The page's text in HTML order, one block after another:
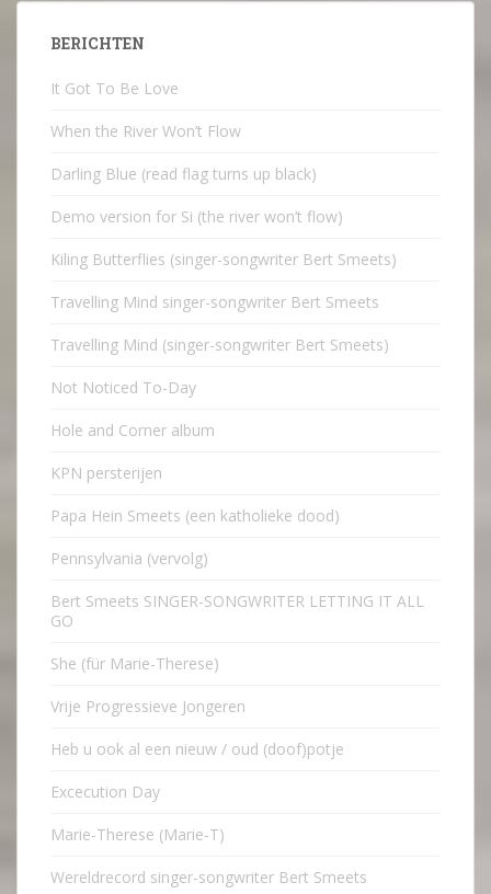
BERICHTEN
It Got To Be Love
When the River Won’t Flow
Darling Blue (read flag turns up black)
Demo version for Si (the river won’t flow)
Kiling Butterflies (singer-songwriter Bert Smeets)
Travelling Mind singer-songwriter Bert Smeets
Travelling Mind (singer-songwriter Bert Smeets)
Not Noticed To-Day
Hole and Corner album
KPN persterijen
Papa Hein Smeets (een katholieke dood)
Pennsylvania (vervolg)
Bert Smeets SINGER-SONGWRITER LETTING IT ALL
GO
She (für Marie-Therese)
Vrije Progressieve Jongeren
Heb u ook al een nieuw / oud (doof)potje
Excecution Day
Marie-Therese (Marie-T)
Wereldrecord singer-songwriter Bert Smeets